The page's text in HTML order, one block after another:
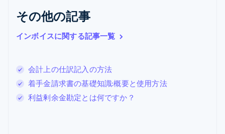
その他の記事
インボイスに関する記事一覧
会計上の仕訳記入の方法
着手金請求書の基礎知識:概要と使用方法
利益剰余金勘定とは何ですか？
English简体中文
DeutschFrançaisItalianoEnglish
スペイン
スロバキア
English